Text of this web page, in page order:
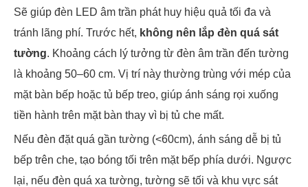
Sẽ giúp đèn LED âm trần phát huy hiệu quả tối đa và
tránh lãng phí. Trước hết, không nên lắp đèn quá sát
tường. Khoảng cách lý tưởng từ đèn âm trần đến tường
là khoảng 50–60 cm. Vị trí này thường trùng với mép của
mặt bàn bếp hoặc tủ bếp treo, giúp ánh sáng rọi xuống
tiền hành trên mặt bàn thay vì bị tủ che mất.
Nếu đèn đặt quá gần tường (<60cm), ánh sáng dễ bị tủ
bếp trên che, tạo bóng tối trên mặt bếp phía dưới. Ngược
lại, nếu đèn quá xa tường, tường sẽ tối và khu vực sát